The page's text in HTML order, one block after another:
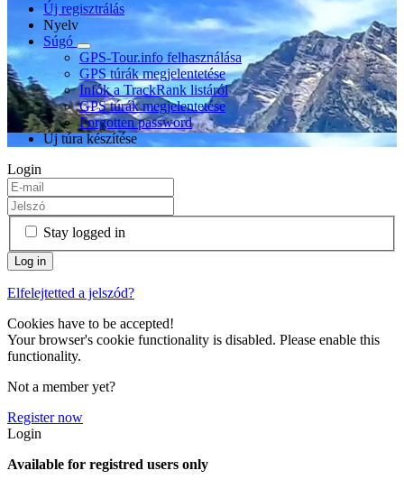
Új regisztrálás
Nyelv
Súgó
GPS-Tour.info felhasználása
GPS túrák megjelentetése
Infók a TrackRank listáról
GPS túrák megjelentetése
Forgotten password
Új túra készítése
Login
Stay logged in
Elfelejtetted a jelszód?
Cookies have to be accepted!
Your browser's cookie functionality is disabled. Please enable this
functionality.
Not a member yet?
Register now
Login
Available for registred users only